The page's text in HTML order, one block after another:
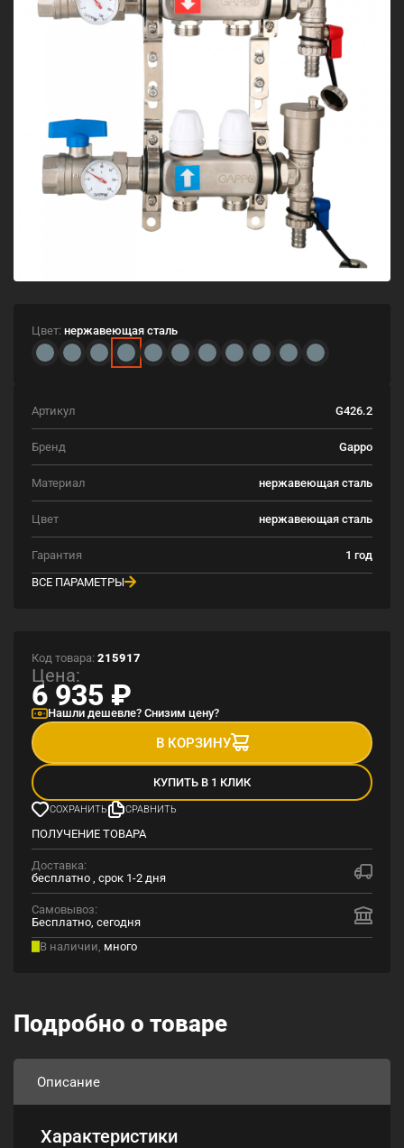
Цвет: нержавеющая сталь
Артикул G426.2
Бренд Gappo
Материал нержавеющая сталь
Цвет нержавеющая сталь
Гарантия
1 год
ВСЕ ПАРАМЕТРЫ
Код товара: 215917
Цена:
6 935 ₽
Нашли дешевле? Снизим цену?
В КОРЗИНУ
КУПИТЬ В 1 КЛИК
СОХРАНИТЬ СРАВНИТЬ
ПОЛУЧЕНИЕ ТОВАРА
Доставка:
бесплатно , срок 1-2 дня
Самовывоз:
Бесплатно, сегодня
В наличии, много
Подробно о товаре
Описание
Характеристики